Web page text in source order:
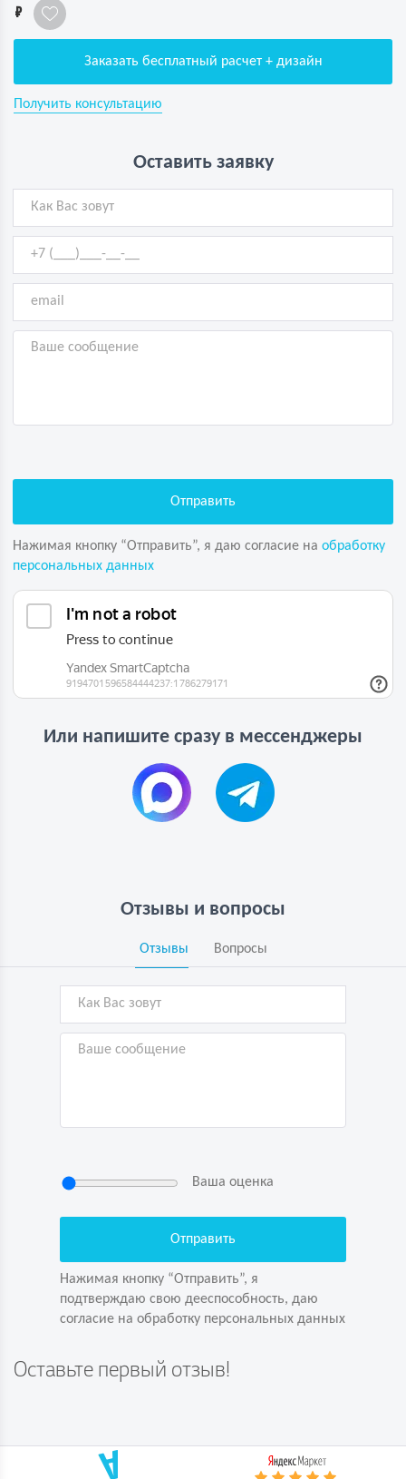
1
Заказать бесплатный расчет + дизайн
Получить консультацию
Оставить заявку
Нажимая кнопку “Отправить”, я даю согласие на обработку
персональных данных
Или напишите сразу в мессенджеры
Отзывы и вопросы
Отзывы Вопросы
Ваша оценка
Нажимая кнопку “Отправить”, я
подтверждаю свою дееспособность, даю
согласие на обработку персональных данных
Оставьте первый отзыв!
Нажимая кнопку “Отправить”, я
согласие на обработку персональных данных
Задайте вопрос первым!